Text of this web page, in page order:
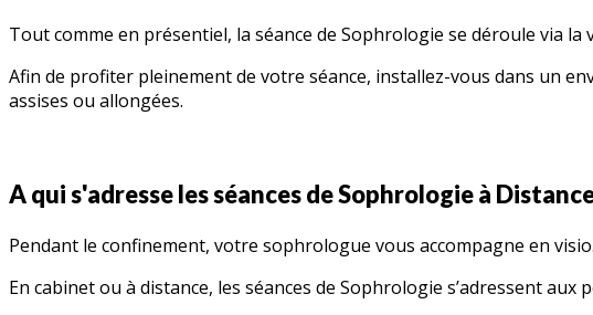
Tout comme en présentiel, la séance de Sophrologie se déroule via la
Afin de profiter pleinement de votre séance, installez-vous dans un
assises ou allongées.
A qui s'adresse les séances de Sophrologie à
Pendant le confinement, votre sophrologue vous accompagne en visio.
En cabinet ou à distance, les séances de Sophrologie s’adressent aux